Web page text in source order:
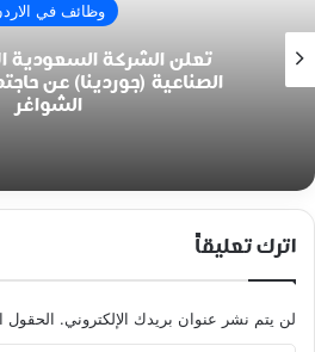
وظائف في
تعلن الشركة السعودية
الصناعية (جوردينا) عن
الشواغر
اترك تعليقاً
لن يتم نشر عنوان بريدك الإلكتروني. الحقول